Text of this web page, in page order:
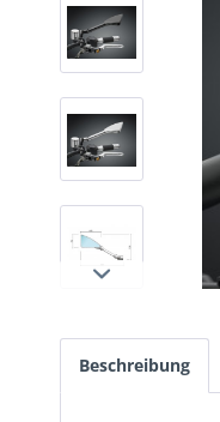
Beschreibung